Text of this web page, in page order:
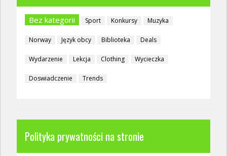
Bez kategorii Sport Konkursy Muzyka
Norway Język obcy Biblioteka Deals
Wydarzenie Lekcja Clothing Wycieczka
Doswiadczenie Trends
Polityka prywatności na stronie